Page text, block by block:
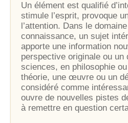
Un élément est qualifié
stimule l’esprit, provoque
l’attention. Dans le
connaissance, un sujet
apporte une information
perspective originale ou un
sciences, en philosophie
théorie, une œuvre ou un
considéré comme
ouvre de nouvelles pistes
à remettre en question